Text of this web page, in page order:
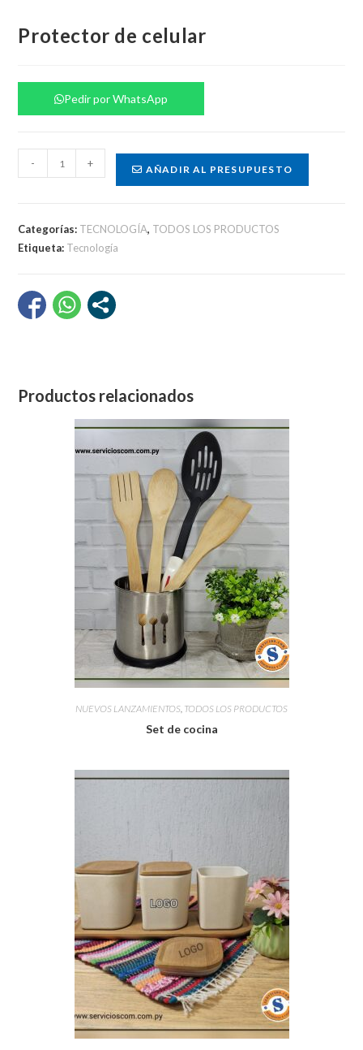
Protector de celular
Pedir por WhatsApp
Protector
de
- + AÑADIR AL PRESUPUESTO
Categorías: TECNOLOGÍA, TODOS LOS PRODUCTOS
Etiqueta: Tecnología
Productos relacionados
NUEVOS LANZAMIENTOS, TODOS LOS PRODUCTOS
Set de cocina